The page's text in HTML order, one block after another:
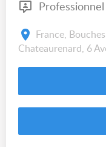
Professionnel
France,
Chateaurenard, 6